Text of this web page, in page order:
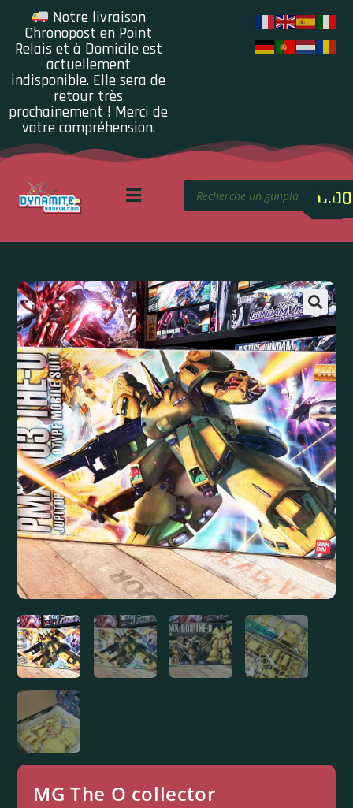
Notre livraison
Chronopost en Point
Relais et à Domicile est
actuellement
indisponible. Elle sera de
retour très
prochainement ! Merci de
votre compréhension.
0.00
MG The O collector